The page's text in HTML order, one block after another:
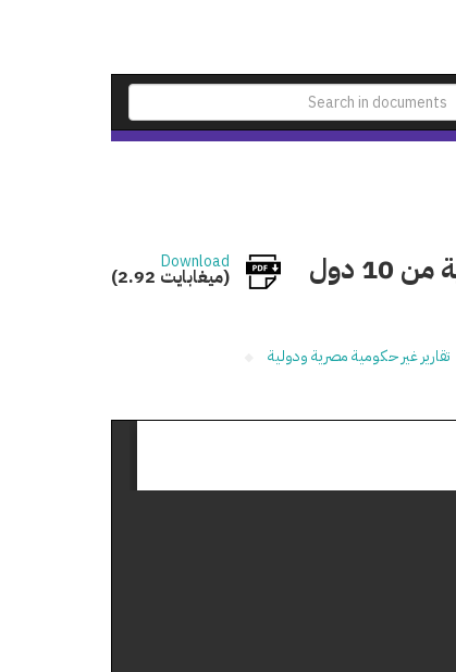
تسجيل جمعيات المجتمع المدني: دليل القوانين الرئيسية من 10 دول Download
(2.92 ميغابايت)
تقارير غير حكومية مصرية ودولية